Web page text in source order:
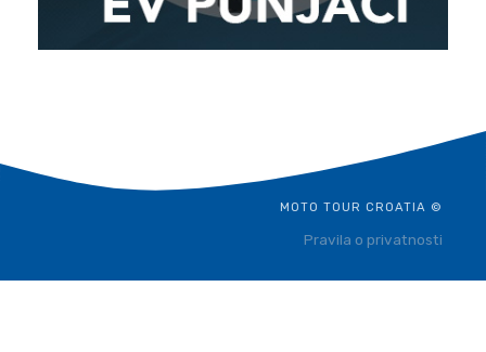
MOTO TOUR CROATIA ©
Pravila o privatnosti